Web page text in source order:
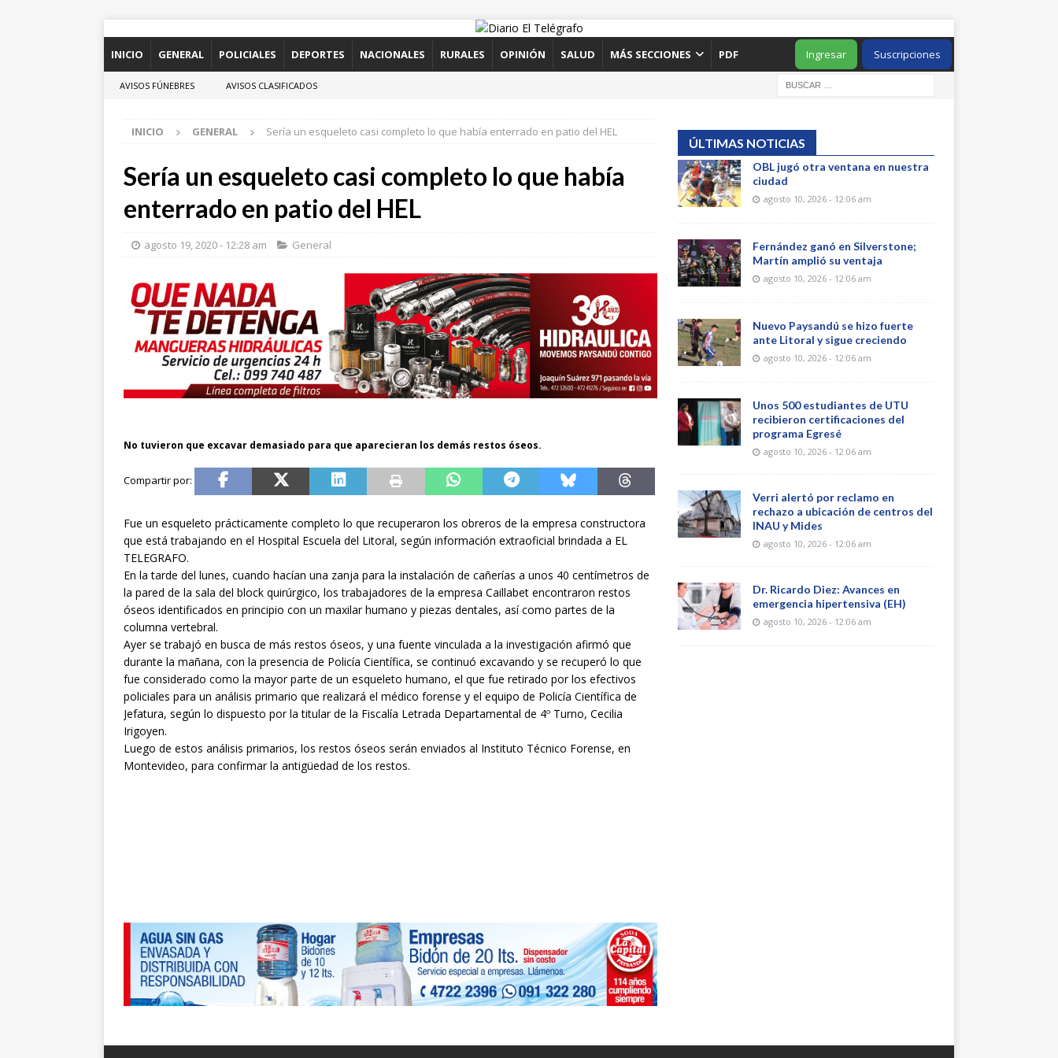
INICIO GENERAL POLICIALES DEPORTES NACIONALES RURALES OPINIÓN SALUD MÁS SECCIONES PDF Suscripciones
Ingresar
AVISOS FÚNEBRES AVISOS CLASIFICADOS
INICIO GENERAL Sería un esqueleto casi completo lo que había enterrado en patio del HEL
Sería un esqueleto casi completo lo que había
enterrado en patio del HEL
agosto 19, 2020 - 12:28 am General
No tuvieron que excavar demasiado para que aparecieran los demás restos óseos.
Fue un esqueleto prácticamente completo lo que recuperaron los obreros de la empresa constructora
que está trabajando en el Hospital Escuela del Litoral, según información extraoficial brindada a EL
TELEGRAFO.
En la tarde del lunes, cuando hacían una zanja para la instalación de cañerías a unos 40 centímetros de
la pared de la sala del block quirúrgico, los trabajadores de la empresa Caillabet encontraron restos
óseos identificados en principio con un maxilar humano y piezas dentales, así como partes de la
columna vertebral.
Ayer se trabajó en busca de más restos óseos, y una fuente vinculada a la investigación afirmó que
durante la mañana, con la presencia de Policía Científica, se continuó excavando y se recuperó lo que
fue considerado como la mayor parte de un esqueleto humano, el que fue retirado por los efectivos
policiales para un análisis primario que realizará el médico forense y el equipo de Policía Científica de
Jefatura, según lo dispuesto por la titular de la Fiscalía Letrada Departamental de 4º Turno, Cecilia
Irigoyen.
Luego de estos análisis primarios, los restos óseos serán enviados al Instituto Técnico Forense, en
Montevideo, para confirmar la antigüedad de los restos.
ÚLTIMAS NOTICIAS
OBL jugó otra ventana en nuestra
ciudad
agosto 10, 2026 - 12:06 am
Fernández ganó en Silverstone;
Martín amplió su ventaja
agosto 10, 2026 - 12:06 am
Nuevo Paysandú se hizo fuerte
ante Litoral y sigue creciendo
agosto 10, 2026 - 12:06 am
Unos 500 estudiantes de UTU
recibieron certificaciones del
programa Egresé
agosto 10, 2026 - 12:06 am
Verri alertó por reclamo en
rechazo a ubicación de centros del
INAU y Mides
agosto 10, 2026 - 12:06 am
Dr. Ricardo Diez: Avances en
emergencia hipertensiva (EH)
agosto 10, 2026 - 12:06 am